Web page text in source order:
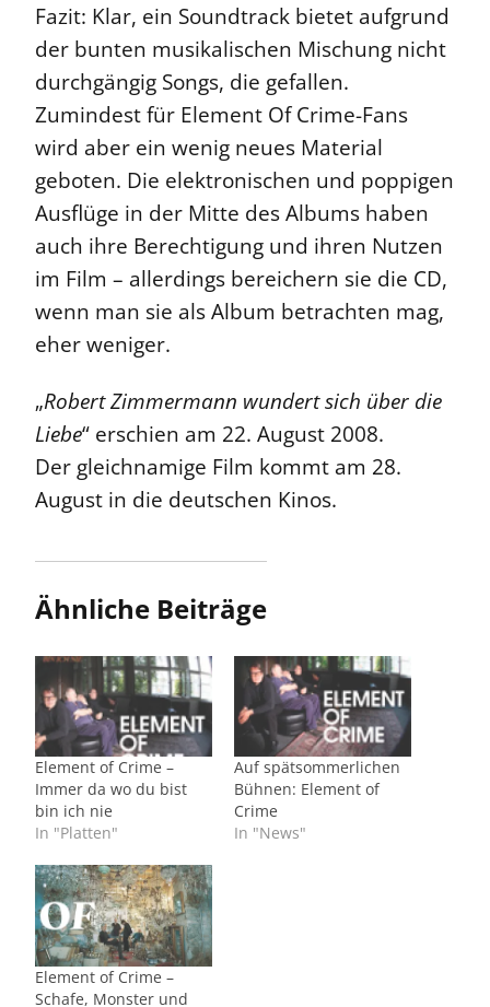
Fazit: Klar, ein Soundtrack bietet aufgrund
der bunten musikalischen Mischung nicht
durchgängig Songs, die gefallen.
Zumindest für Element Of Crime-Fans
wird aber ein wenig neues Material
geboten. Die elektronischen und poppigen
Ausflüge in der Mitte des Albums haben
auch ihre Berechtigung und ihren Nutzen
im Film – allerdings bereichern sie die CD,
wenn man sie als Album betrachten mag,
eher weniger.
„Robert Zimmermann wundert sich über die
Liebe“ erschien am 22. August 2008.
Der gleichnamige Film kommt am 28.
August in die deutschen Kinos.
Ähnliche Beiträge
Element of Crime –
Immer da wo du bist
bin ich nie
In "Platten"
Auf spätsommerlichen
Bühnen: Element of
Crime
In "News"
Element of Crime –
Schafe, Monster und